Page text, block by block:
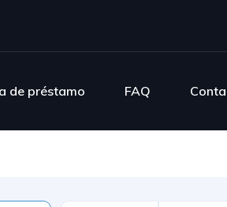
de préstamo FAQ